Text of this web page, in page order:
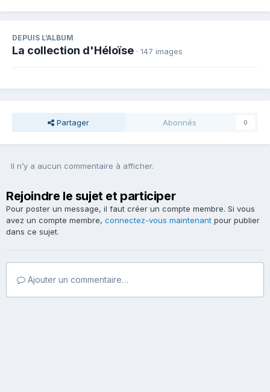
DEPUIS L’ALBUM
La collection d'Héloïse · 147 images
Partager Abonnés 0
Il n’y a aucun commentaire à afficher.
Rejoindre le sujet et participer
Pour poster un message, il faut créer un compte membre. Si vous
avez un compte membre, connectez-vous maintenant pour publier
dans ce sujet.
Ajouter un commentaire…